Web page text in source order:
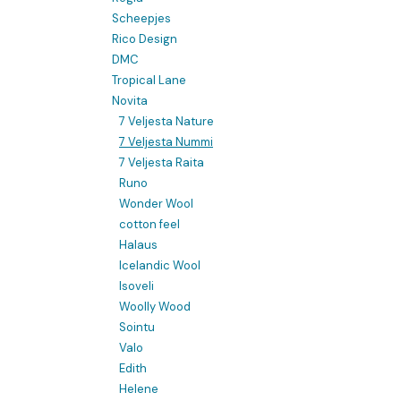
Scheepjes
Rico Design
DMC
Tropical Lane
Novita
7 Veljesta Nature
7 Veljesta Nummi
7 Veljesta Raita
Runo
Wonder Wool
cotton feel
Halaus
Icelandic Wool
Isoveli
Woolly Wood
Sointu
Valo
Edith
Helene